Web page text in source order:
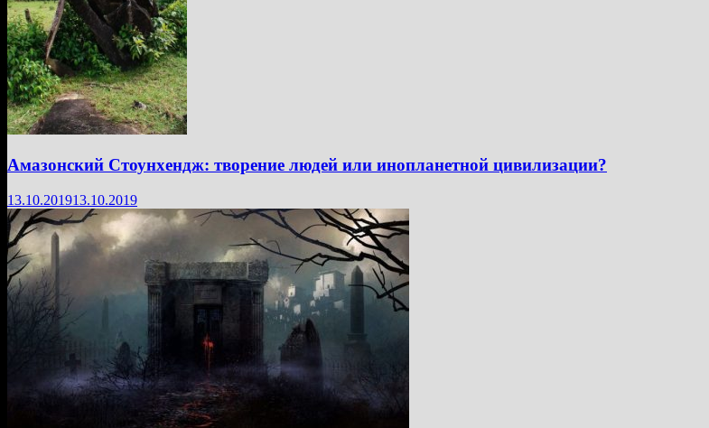
Амазонский Стоунхендж: творение людей или инопланетной цивилизации?
13.10.201913.10.2019